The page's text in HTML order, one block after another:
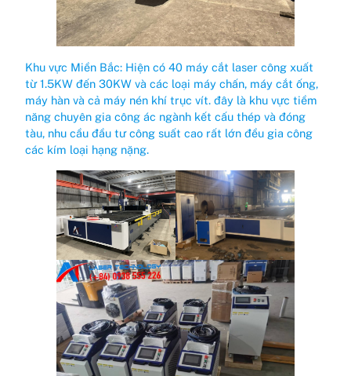
Khu vực Miền Bắc: Hiện có 40 máy cắt laser công xuất
từ 1.5KW đến 30KW và các loại máy chấn, máy cắt ống,
máy hàn và cả máy nén khí trục vít. đây là khu vực tiềm
năng chuyên gia công ác ngành kết cấu thép và đóng
tàu, nhu cầu đầu tư công suất cao rất lớn đều gia công
các kím loại hạng nặng.